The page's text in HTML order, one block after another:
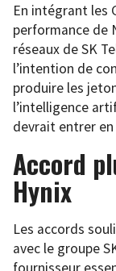
En intégrant les
performance de
réseaux de SK
l’intention de
produire les
l’intelligence
devrait entrer en
Accord
Hynix
Les accords
avec le groupe